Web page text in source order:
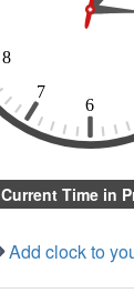
Current Time in
Add clock to